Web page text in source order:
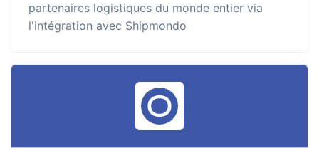
partenaires logistiques du monde entier via
l'intégration avec Shipmondo